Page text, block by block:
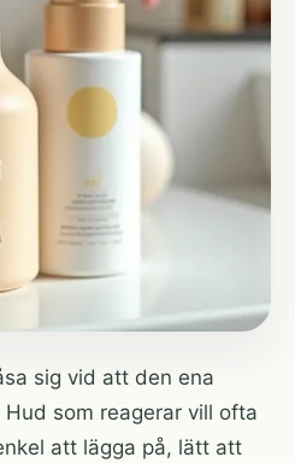
sig vid att den ena
som reagerar vill ofta
att lägga på, lätt att